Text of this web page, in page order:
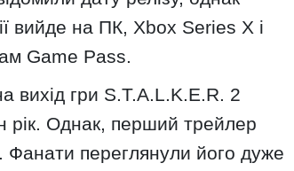
вийде на ПК, Xbox Series X і
Game Pass.
вихід гри S.T.A.L.K.E.R. 2
рік. Однак, перший трейлер
Фанати переглянули його дуже